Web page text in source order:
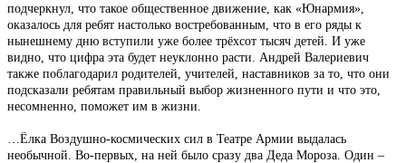
подчеркнул, что такое общественное движение, как «Юнармия»,
оказалось для ребят настолько востребованным, что в его ряды к
нынешнему дню вступили уже более трёхсот тысяч детей. И уже
видно, что цифра эта будет неуклонно расти. Андрей Валериевич
также поблагодарил родителей, учителей, наставников за то, что они
подсказали ребятам правильный выбор жизненного пути и что это,
несомненно, поможет им в жизни.
…Ёлка Воздушно-космических сил в Театре Армии выдалась
необычной. Во-первых, на ней было сразу два Деда Мороза. Один –